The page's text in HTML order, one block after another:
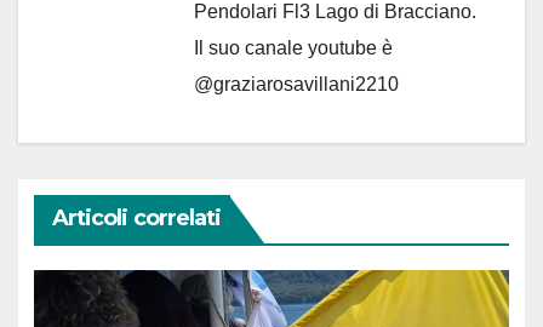
Pendolari Fl3 Lago di Bracciano.
Il suo canale youtube è
@graziarosavillani2210
Articoli correlati